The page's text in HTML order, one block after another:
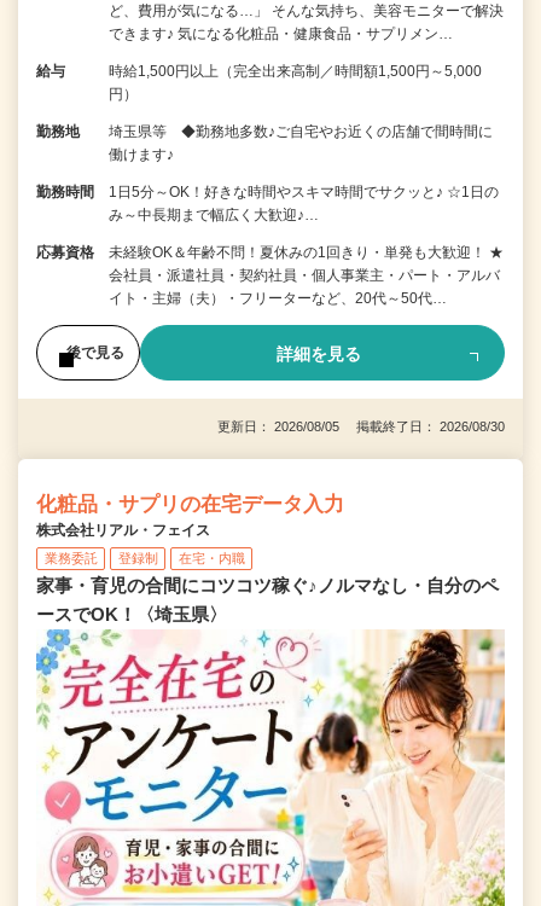
ど、費用が気になる…」 そんな気持ち、美容モニターで解決
できます♪ 気になる化粧品・健康食品・サプリメン…
給与
時給1,500円以上（完全出来高制／時間額1,500円～5,000
円）
勤務地
埼玉県等 ◆勤務地多数♪ご自宅やお近くの店舗で間時間に
働けます♪
勤務時間
1日5分～OK！好きな時間やスキマ時間でサクッと♪ ☆1日の
み～中長期まで幅広く大歓迎♪…
応募資格
未経験OK＆年齢不問！夏休みの1回きり・単発も大歓迎！ ★
会社員・派遣社員・契約社員・個人事業主・パート・アルバ
イト・主婦（夫）・フリーターなど、20代～50代…
後で見る 詳細を見る
更新日： 2026/08/05 掲載終了日： 2026/08/30
化粧品・サプリの在宅データ入力
株式会社リアル・フェイス
業務委託 登録制 在宅・内職
家事・育児の合間にコツコツ稼ぐ♪ノルマなし・自分のペ
ースでOK！〈埼玉県〉